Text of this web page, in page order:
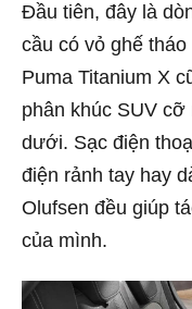
Đầu tiên, đây là
cầu có vỏ ghế
Puma Titanium X
phân khúc SUV
dưới. Sạc điện
điện rảnh tay hay
Olufsen đều giúp
của mình.